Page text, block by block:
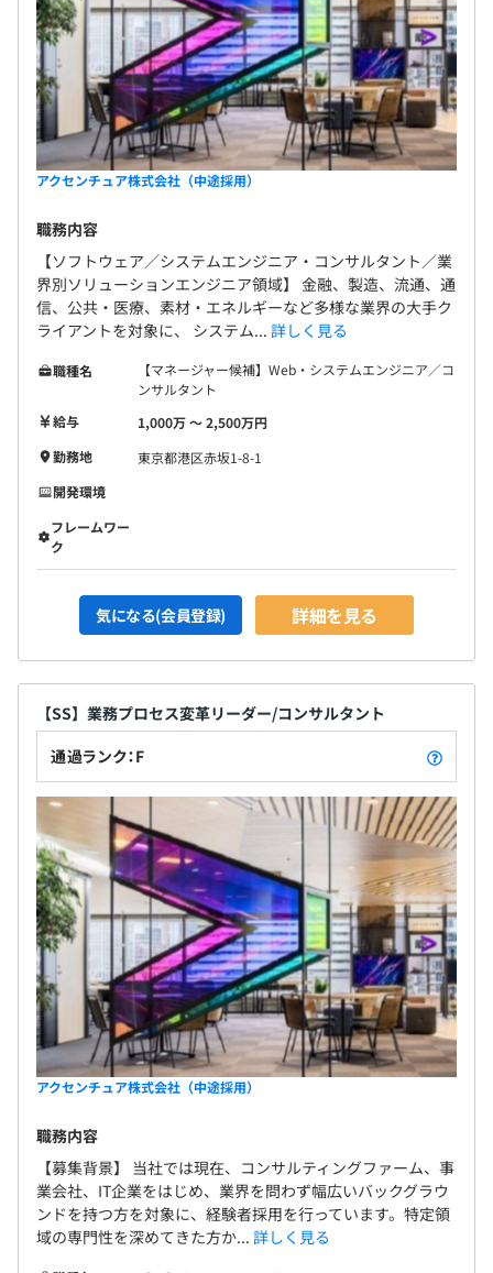
アクセンチュア株式会社（中途採用）
職務内容
【ソフトウェア／システムエンジニア・コンサルタント／業
界別ソリューションエンジニア領域】 金融、製造、流通、通
信、公共・医療、素材・エネルギーなど多様な業界の大手ク
ライアントを対象に、 システム... 詳しく見る
職種名
【マネージャー候補】Web・システムエンジニア／コ
ンサルタント
給与
1,000万 〜 2,500万円
勤務地
東京都港区赤坂1-8-1
開発環境
フレームワー
ク
気になる(会員登録) 詳細を見る
【SS】業務プロセス変革リーダー/コンサルタント
通過ランク：F
アクセンチュア株式会社（中途採用）
職務内容
【募集背景】 当社では現在、コンサルティングファーム、事
業会社、IT企業をはじめ、業界を問わず幅広いバックグラウ
ンドを持つ方を対象に、経験者採用を行っています。特定領
域の専門性を深めてきた方か... 詳しく見る